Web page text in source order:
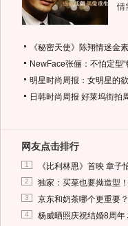
情
《秘密天使》陈翔情迷金
NewFace张俪：不怕定型“
明星时尚周报：女明星的
日韩时尚周报 好莱坞街拍
网友点击排行
1 《比利林恩》首映 章
2 独家：买菜也要拗造型
3 京东和奶茶哪个更重要
4 杨威晒照庆祝结婚8周